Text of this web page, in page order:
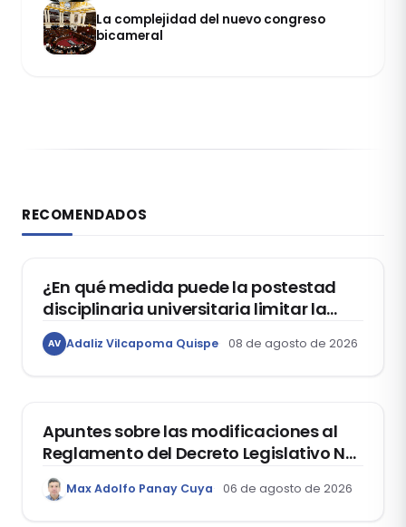
La complejidad del nuevo congreso
bicameral
RECOMENDADOS
DERECHO CONSTITUCIONAL
¿En qué medida puede la postestad
disciplinaria universitaria limitar la
libertad de expresión de los
estudiantes?
AV Adaliz Vilcapoma Quispe 08 de agosto de 2026
Apuntes sobre las modificaciones al
Reglamento del Decreto Legislativo Nº
1400, que aprueba el Régimen de
Garantía Mobiliaria
Max Adolfo Panay Cuya 06 de agosto de 2026